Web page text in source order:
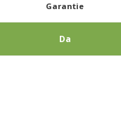
Garantie
Da